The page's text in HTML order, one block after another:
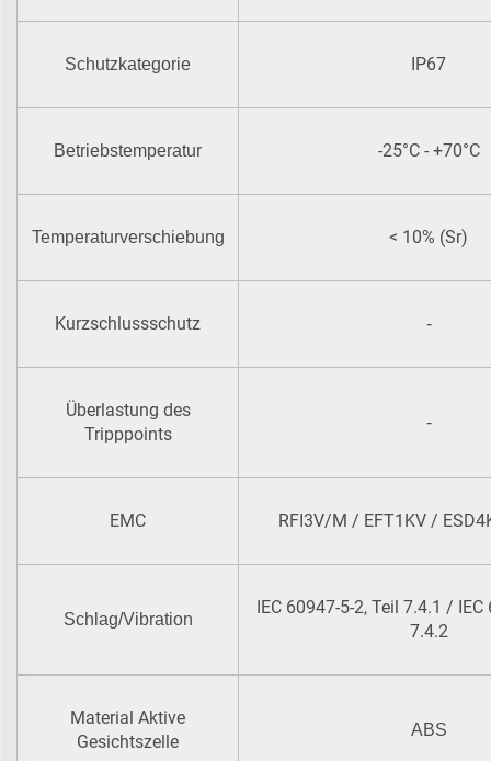
Schutzkategorie IP67
Betriebstemperatur -25°C - +70°C
Temperaturverschiebung < 10% (Sr)
Kurzschlussschutz -
Überlastung des
Tripppoints
-
EMC RFI3V/M / EFT1KV /
Schlag/Vibration
IEC 60947-5-2, Teil 7.4.1 /
7.4.2
Material Aktive
Gesichtszelle
ABS